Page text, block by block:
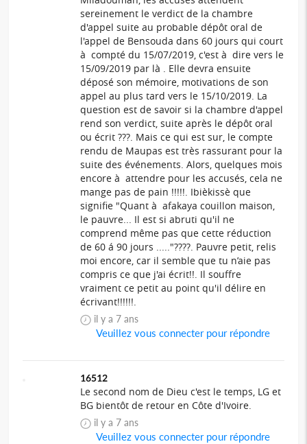
sereinement le verdict de la chambre
d'appel suite au probable dépôt oral de
l'appel de Bensouda dans 60 jours qui court
à compté du 15/07/2019, c'est à dire vers le
15/09/2019 par là . Elle devra ensuite
déposé son mémoire, motivations de son
appel au plus tard vers le 15/10/2019. La
question est de savoir si la chambre d'appel
rend son verdict, suite après le dépôt oral
ou écrit ???. Mais ce qui est sur, le compte
rendu de Maupas est très rassurant pour la
suite des événements. Alors, quelques mois
encore à attendre pour les accusés, cela ne
mange pas de pain !!!!!. Ibièkissè que
signifie "Quant à afakaya couillon maison,
le pauvre... Il est si abruti qu'il ne
comprend même pas que cette réduction
de 60 á 90 jours ....."????. Pauvre petit, relis
moi encore, car il semble que tu n’aie pas
compris ce que j'ai écrit!!. Il souffre
vraiment ce petit au point qu'il délire en
écrivant!!!!!!.
il y a 7 ans
Veuillez vous connecter pour répondre
16512
Le second nom de Dieu c'est le temps, LG et
BG bientôt de retour en Côte d'Ivoire.
il y a 7 ans
Veuillez vous connecter pour répondre